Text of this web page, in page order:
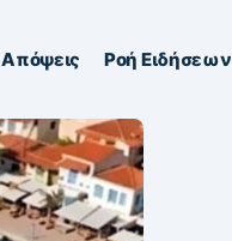
Απόψεις Ροή Ειδήσεων